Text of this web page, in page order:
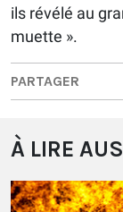
ils révélé au
muette ».
PARTAGER
À LIRE